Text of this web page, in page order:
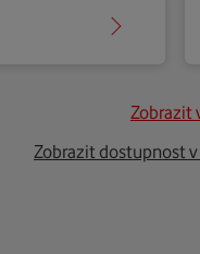
Zobrazit
Zobrazit dostupnost